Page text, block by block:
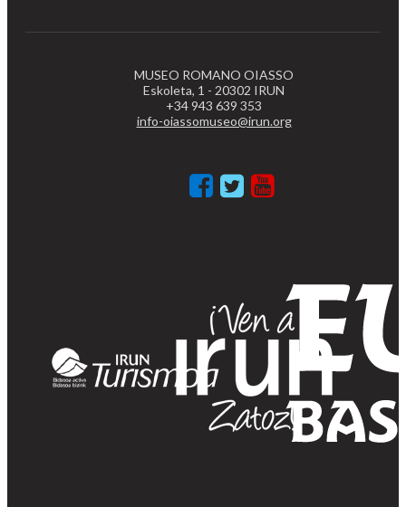
MUSEO ROMANO OIASSO
Eskoleta, 1 - 20302 IRUN
+34 943 639 353
info-oiassomuseo@irun.org